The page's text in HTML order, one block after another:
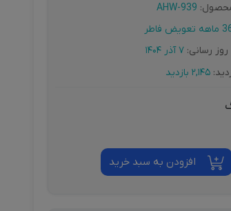
AHW-939
تعویض فاطر
روز رسانی: 7 آذر 1404
2,145 بازدید
افزودن به سبد خرید